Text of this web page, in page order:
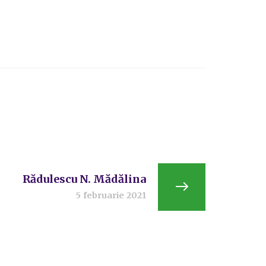
Rădulescu N. Mădălina
5 februarie 2021